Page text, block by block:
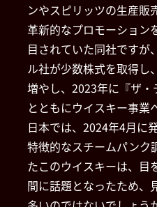
ンやスピリッツの生産販
革新的なプロモーション
目されていた同社ですが
ル社が少数株式を取得し
増やし、2023年に『ザ
とともにウイスキー事業
日本では、2024年4月に
特徴的なスチームパンク
たこのウイスキーは、目
間に話題となったため、